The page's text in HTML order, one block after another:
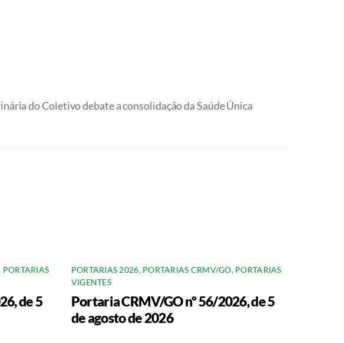
do Coletivo debate a consolidação da Saúde Única
PORTARIAS
de 5
PORTARIAS 2026, PORTARIAS CRMV/GO, PORTARIAS
VIGENTES
Portaria CRMV/GO nº 56/2026, de 5
de agosto de 2026